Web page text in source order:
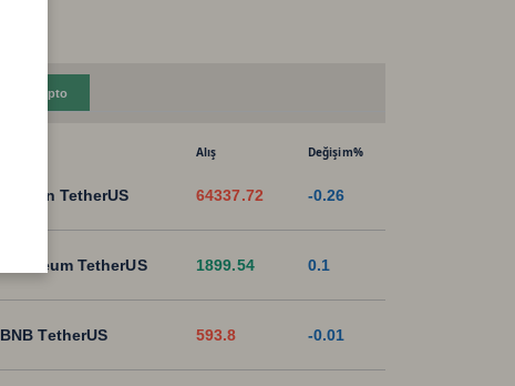
Kripto
Alış Değişim%
Bitcoin TetherUS 64337.72 -0.26
Ethereum TetherUS 1899.54 0.1
BNB TetherUS 593.8 -0.01